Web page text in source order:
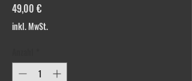
49,00 €Preis
inkl. MwSt.